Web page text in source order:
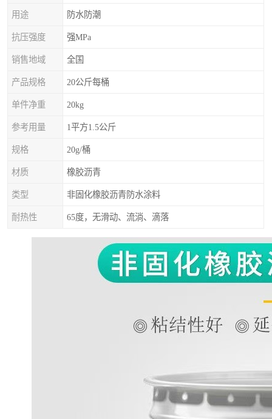
用途 防水防潮
抗压强度 强MPa
销售地域 全国
产品规格 20公斤每桶
单件净重 20kg
参考用量 1平方1.5公斤
规格 20g/桶
材质 橡胶沥青
类型 非固化橡胶沥青防水涂料
耐热性 65度，无滑动、流淌、滴落